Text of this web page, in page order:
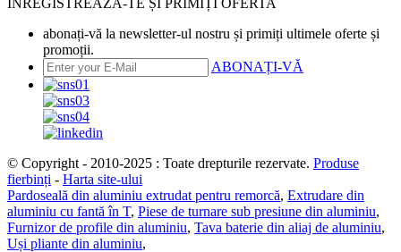
abonați-vă la newsletter-ul nostru și primiți ultimele oferte și
promoții.
ABONAȚI-VĂ
© Copyright - 2010-2025 : Toate drepturile rezervate. Produse
fierbinți - Harta site-ului
Pardoseală din aluminiu extrudat pentru remorcă, Extrudare din
aluminiu cu fantă în T, Piese de turnare sub presiune din aluminiu,
Furnizor de profile din aluminiu, Tava baterie din aliaj de aluminiu,
Uși pliante din aluminiu,